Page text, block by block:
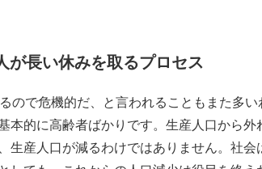
が長い休みを取るプロセス
ので危機的だ、と言われることもまた多い
本的に高齢者ばかりです。生産人口から外
生産人口が減るわけではありません。社会